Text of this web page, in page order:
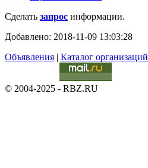
Сделать запрос информации.
Добавлено: 2018-11-09 13:03:28
Объявления | Каталог организаций
© 2004-2025 - RBZ.RU